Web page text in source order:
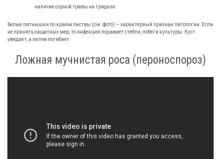
наличие сорной травы на грядках.
Белые пятнышки по краям листвы (см. фото) – характерный признак патологии. Если
не принять защитных мер, то инфекция поражает стебли, побеги культуры. Куст
увядает, а затем погибает.
Ложная мучнистая роса (пероноспороз)